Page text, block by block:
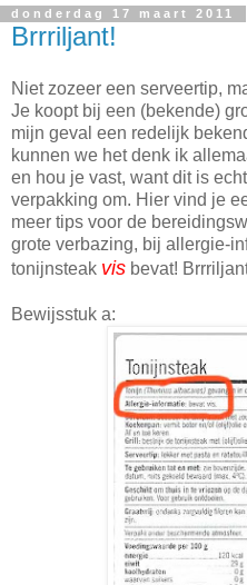
donderdag 17 maart 2011
Brrriljant!
Niet zozeer een serveertip,
Je koopt bij een (bekende)
mijn geval een redelijk
kunnen we het denk ik
en hou je vast, want dit is
verpakking om. Hier vind je
meer tips voor de
grote verbazing, bij allergie-
tonijnsteak vis bevat!
Bewijsstuk a: